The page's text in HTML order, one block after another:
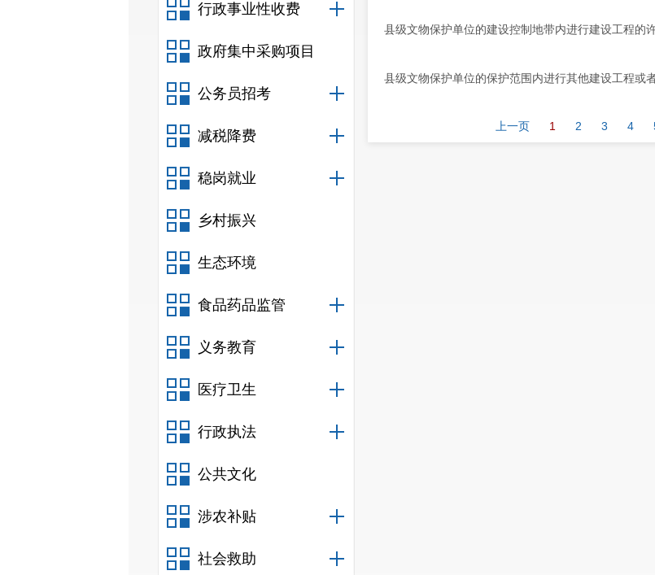
行政事业性收费
政府集中采购项目
公务员招考
减税降费
稳岗就业
乡村振兴
生态环境
食品药品监管
义务教育
医疗卫生
行政执法
公共文化
涉农补贴
社会救助
县级文物保护单位的建设控制地带内进行建设工程的
县级文物保护单位的保护范围内进行其他建设工程或
上一页 1 2 3 4